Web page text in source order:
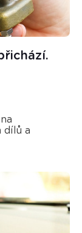
dílů a